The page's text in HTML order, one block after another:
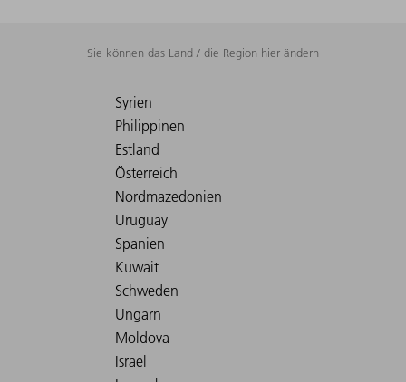
Sie können das Land / die Region hier ändern